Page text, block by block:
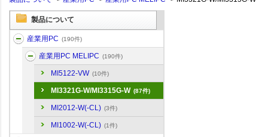
製品について
産業用PC (190件)
産業用PC MELIPC (190件)
MI5122-VW (10件)
MI3321G-W/MI3315G-W (87件)
MI2012-W(-CL) (3件)
MI1002-W(-CL) (1件)